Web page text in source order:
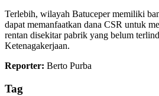
Terlebih, wilayah Batuceper memiliki
dapat memanfaatkan dana CSR untuk
rentan disekitar pabrik yang belum
Ketenagakerjaan.
Reporter: Berto Purba
Tag